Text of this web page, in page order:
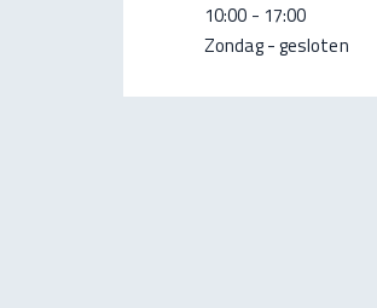
10:00 - 17:00
Zondag - gesloten